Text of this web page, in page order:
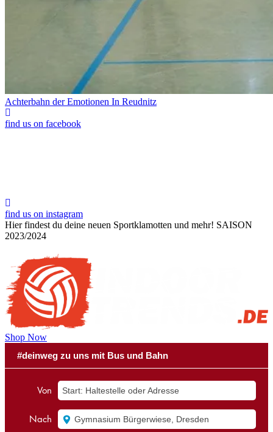
Achterbahn der Emotionen In Reudnitz
find us on facebook
find us on instagram
Hier findest du deine neuen Sportklamotten und mehr! SAISON
2023/2024
Shop Now